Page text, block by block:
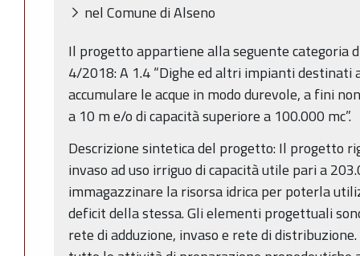
nel Comune di Alseno
Il progetto appartiene alla seguente categoria
4/2018: A 1.4 “Dighe ed altri impianti
accumulare le acque in modo durevole, a fini
a 10 m e/o di capacità superiore a 100.000 mc”.
Descrizione sintetica del progetto: Il progetto
invaso ad uso irriguo di capacità utile pari a
immagazzinare la risorsa idrica per poterla
deficit della stessa. Gli elementi progettuali
rete di adduzione, invaso e rete di